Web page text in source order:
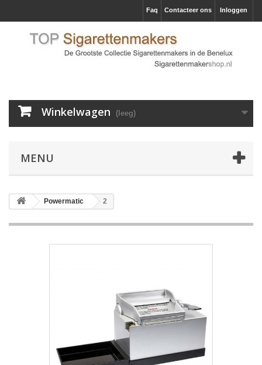
Inloggen
Contacteer ons
Faq
Winkelwagen (leeg)
MENU
Powermatic 2